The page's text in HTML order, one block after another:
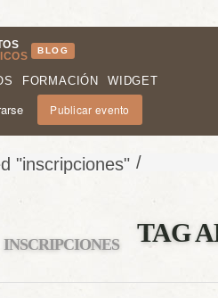
BLOG
FORMACIÓN WIDGET
Publicar evento
/
"inscripciones"
TAG
INSCRIPCIONES